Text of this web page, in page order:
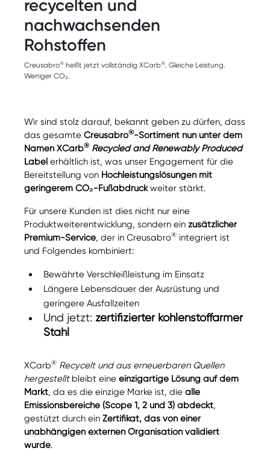
recycelten und
nachwachsenden
Rohstoffen
Creusabro® heißt jetzt vollständig XCarb®. Gleiche Leistung.
Weniger CO₂.
Wir sind stolz darauf, bekannt geben zu dürfen, dass
das gesamte Creusabro®-Sortiment nun unter dem
Namen XCarb® Recycled and Renewably Produced
Label erhältlich ist, was unser Engagement für die
Bereitstellung von Hochleistungslösungen mit
geringerem CO₂-Fußabdruckweiter stärkt.
Für unsere Kunden ist dies nicht nur eine
Produktweiterentwicklung, sondern ein zusätzlicher
Premium-Service, der in Creusabro® integriert ist
und Folgendes kombiniert:
Bewährte Verschleißleistung im Einsatz
Längere Lebensdauer der Ausrüstung und
geringere Ausfallzeiten
Und jetzt: zertifizierter kohlenstoffarmer
Stahl
XCarb® Recycelt und aus erneuerbaren Quellen
hergestelltbleibt eine einzigartige Lösung auf dem
Markt, da es die einzige Marke ist, die alle
Emissionsbereiche (Scope 1, 2 und 3) abdeckt,
gestützt durch ein Zertifikat, das von einer
unabhängigen externen Organisation validiert
wurde.